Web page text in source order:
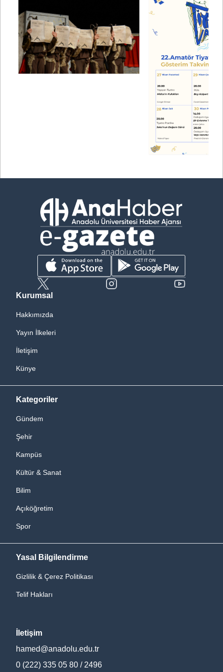
Kurumsal
Hakkımızda
Yayın İlkeleri
İletişim
Künye
Kategoriler
Gündem
Şehir
Kampüs
Kültür & Sanat
Bilim
Açıköğretim
Spor
Yasal Bilgilendirme
Gizlilik & Çerez Politikası
Telif Hakları
İletişim
hamed@anadolu.edu.tr
0 (222) 335 05 80 / 2496